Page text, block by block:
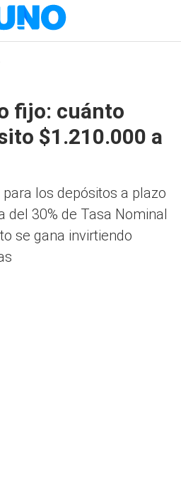
fijo: cuánto
$1.210.000 a
los depósitos a plazo
del 30% de Tasa Nominal
se gana invirtiendo